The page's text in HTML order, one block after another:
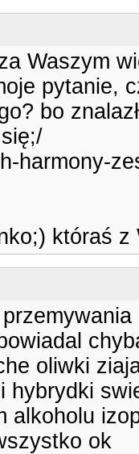
Waszym
pytanie,
bo
harmony-
któraś
oliwki
hybrydki
alkoholu
ok